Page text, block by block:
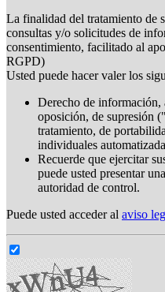
La finalidad del tratamiento de
consultas y/o solicitudes de
consentimiento, facilitado al
RGPD)
Usted puede hacer valer los
Derecho de información,
oposición, de supresión
tratamiento, de
individuales
Recuerde que ejercitar
puede usted presentar
autoridad de control.
Puede usted acceder al aviso